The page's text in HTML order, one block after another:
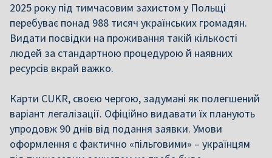
2025 року під тимчасовим захистом у Польщі
перебуває понад 988 тисяч українських громадян.
Видати посвідки на проживання такій кількості
людей за стандартною процедурою й наявних
ресурсів вкрай важко.
Карти CUKR, своєю чергою, задумані як полегшений
варіант легалізації. Офіційно видавати їх планують
упродовж 90 днів від подання заявки. Умови
оформлення є фактично «пільговими» – українцям